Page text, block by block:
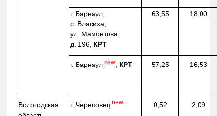
г. Барнаул,
с. Власиха,
ул. Мамонтова,
д. 196, КРТ
63,55 18,00
г. Барнаул new КРТ 57,25 16,53
Вологодская
г. Череповец new 0,52 2,09